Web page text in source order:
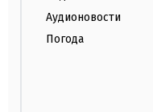
Аудионовости
Погода